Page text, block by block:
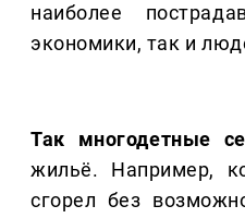
наиболее
экономики, так и
Так многодетные
жильё. Например,
сгорел без